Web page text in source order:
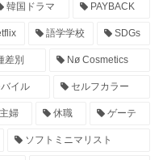
韓国ドラマ PAYBACK
語学学校 SDGs
差別 Nø Cosmetics
イル セルフカラー
婦 休職 ゲーテ
ソフトミニマリスト